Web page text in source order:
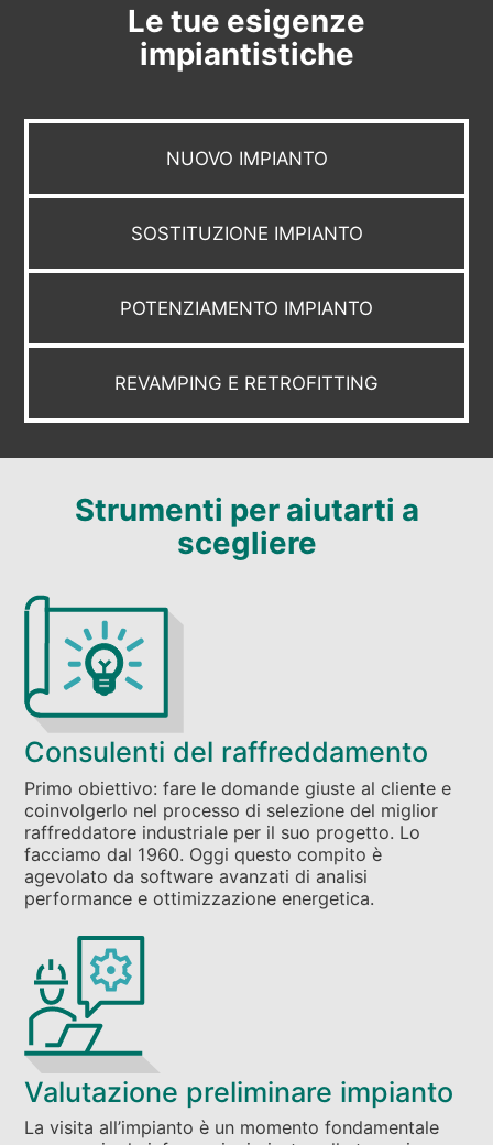
Le tue esigenze
impiantistiche
NUOVO IMPIANTO
SOSTITUZIONE IMPIANTO
POTENZIAMENTO IMPIANTO
REVAMPING E RETROFITTING
Strumenti per aiutarti a
scegliere
Consulenti del raffreddamento
Primo obiettivo: fare le domande giuste al cliente e
coinvolgerlo nel processo di selezione del miglior
raffreddatore industriale per il suo progetto. Lo
facciamo dal 1960. Oggi questo compito è
agevolato da software avanzati di analisi
performance e ottimizzazione energetica.
Valutazione preliminare impianto
La visita all’impianto è un momento fondamentale